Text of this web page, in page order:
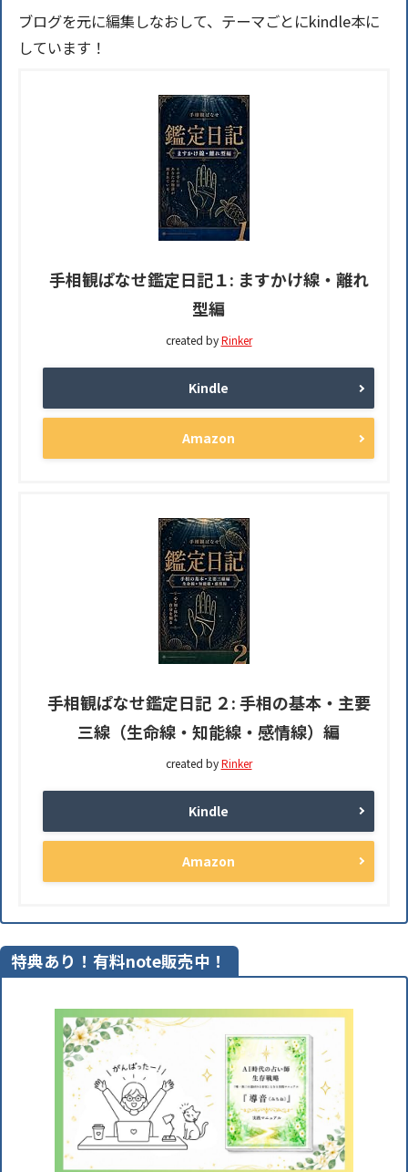
ブログを元に編集しなおして、テーマごとにkindle本に
しています！
手相観ぱなせ鑑定日記１: ますかけ線・離れ
型編
created byRinker
Kindle
Amazon
手相観ぱなせ鑑定日記 ２: 手相の基本・主要
三線（生命線・知能線・感情線）編
created byRinker
Kindle
Amazon
特典あり！有料note販売中！